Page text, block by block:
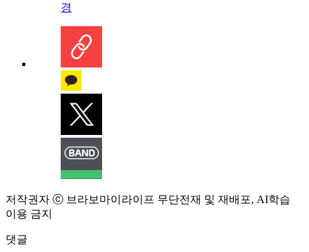
경
저작권자 ⓒ 브라보마이라이프 무단전재 및 재배포, AI학습
이용 금지
댓글